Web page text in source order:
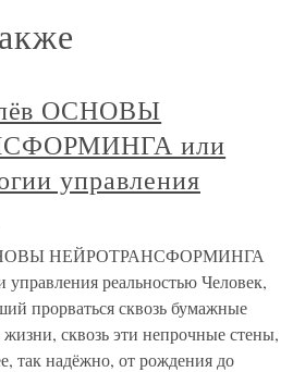
ОСНОВЫ
или
управления
НЕЙРОТРАНСФОРМИНГА
управления реальностью Человек,
прорваться сквозь бумажные
сквозь эти непрочные стены,
так надёжно, от рождения до